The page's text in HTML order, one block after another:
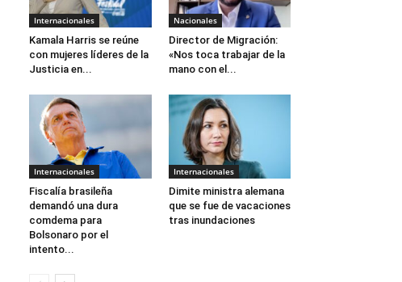
Internacionales
Kamala Harris se reúne
con mujeres líderes de la
Justicia en...
Nacionales
Director de Migración:
«Nos toca trabajar de la
mano con el...
Internacionales
Fiscalía brasileña
demandó una dura
comdema para
Bolsonaro por el
intento...
Internacionales
Dimite ministra alemana
que se fue de vacaciones
tras inundaciones